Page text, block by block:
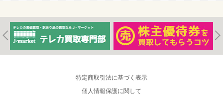
特定商取引法に基づく表示
個人情報保護に関して